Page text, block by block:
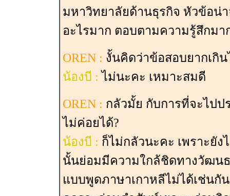
มหาวิทยาลัยด้านธุรกิจ หัวข้อน่
อะไรมาก ตอบตามความรู้สึกมา
OREN : งั้นคิดว่าข้อสอบยากเกิน
น้องบี : ไม่นะคะ เหมาะสมดี
OREN : กลัวมั้ย กับการที่จะไป
ไม่ค่อยได้?
น้องบี : ก็ไม่กลัวนะคะ เพราะยัง
นั้นย่อมมีความใกล้ชิดทางวัฒนธ
แบบพูดภาษาเกาหลีไม่ได้เช่นกั